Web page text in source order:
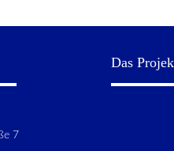
7
Das